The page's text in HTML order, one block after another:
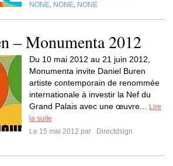
NONE NONE NONE
– Monumenta 2012
Du 10 mai 2012 au 21 juin 2012,
Monumenta invite Daniel Buren
artiste contemporain de renommée
internationale à investir la Nef du
Grand Palais avec une œuvre...
Lire
la suite
Le 15 mai 2012 par
Directdsign